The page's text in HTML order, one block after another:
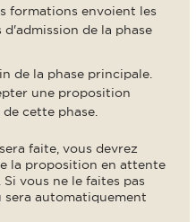
formations envoient les
de la phase
de la phase principale.
une proposition
cette phase.
faite, vous devrez
la proposition en attente
vous ne le faites pas
sera automatiquement